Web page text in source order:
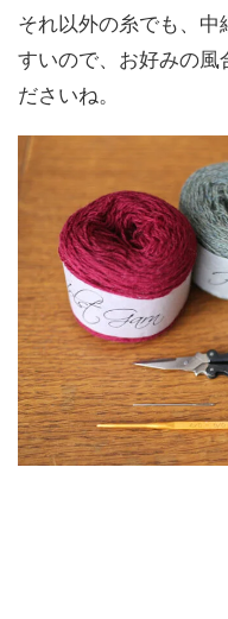
それ以外の糸でも、
すいので、お好みの風
ださいね。